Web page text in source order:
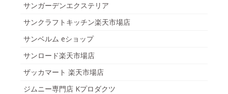
サンガーデンエクステリア
サンクラフトキッチン楽天市場店
サンベルム eショップ
サンロード楽天市場店
ザッカマート 楽天市場店
ジムニー専門店 Kプロダクツ